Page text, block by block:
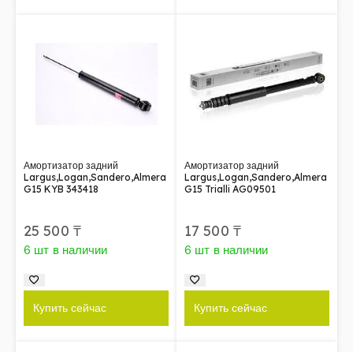
Амортизатор задний
Largus,Logan,Sandero,Almera
G15 KYB 343418
25 500 ₸
6 шт в наличии
Купить сейчас
Амортизатор задний
Largus,Logan,Sandero,Almera
G15 Trialli AG09501
17 500 ₸
6 шт в наличии
Купить сейчас